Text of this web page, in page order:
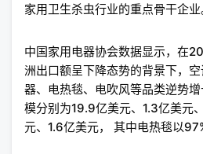
家用卫生杀虫行业的重点骨干企业
中国家用电器协会数据显示，在
洲出口额呈下降态势的背景下，
器、电热毯、电吹风等品类逆势
模分别为19.9亿美元、1.3亿美
元、1.6亿美元， 其中电热毯以